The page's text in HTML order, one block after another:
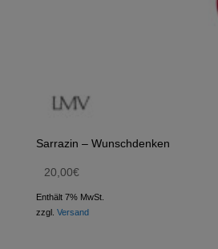
Sarrazin – Wunschdenken
20,00€
Enthält 7% MwSt.
zzgl. Versand